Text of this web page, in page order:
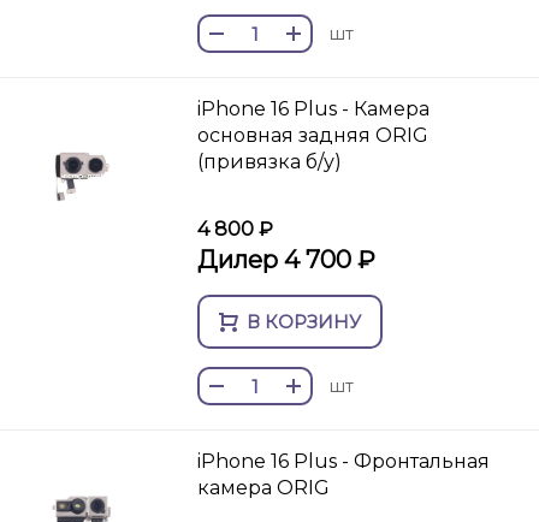
шт
iPhone 16 Plus - Камера
основная задняя ORIG
(привязка б/у)
4 800 ₽
Дилер 4 700 ₽
В КОРЗИНУ
шт
iPhone 16 Plus - Фронтальная
камера ORIG